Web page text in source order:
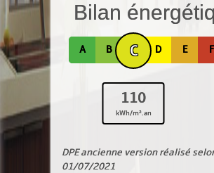
Bilan
A B
110
kWh/m².an
C D E F
DPE ancienne version réalisé
01/07/2021